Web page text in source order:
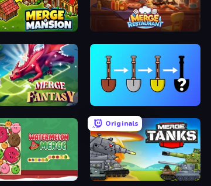
Merge Restaurant
Juicy Drop Game
Originals
Merge Master Tanks: Tank Wars